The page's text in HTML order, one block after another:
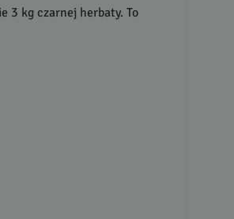
3 kg czarnej herbaty. To